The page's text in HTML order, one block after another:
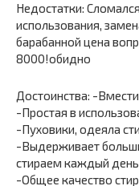
Недостатки:
использования,
барабанной цена
8000!обидно
Достоинства: -
-Простая в
-Пуховики, одеяла
-Выдерживает
стираем каждый
-Общее качество